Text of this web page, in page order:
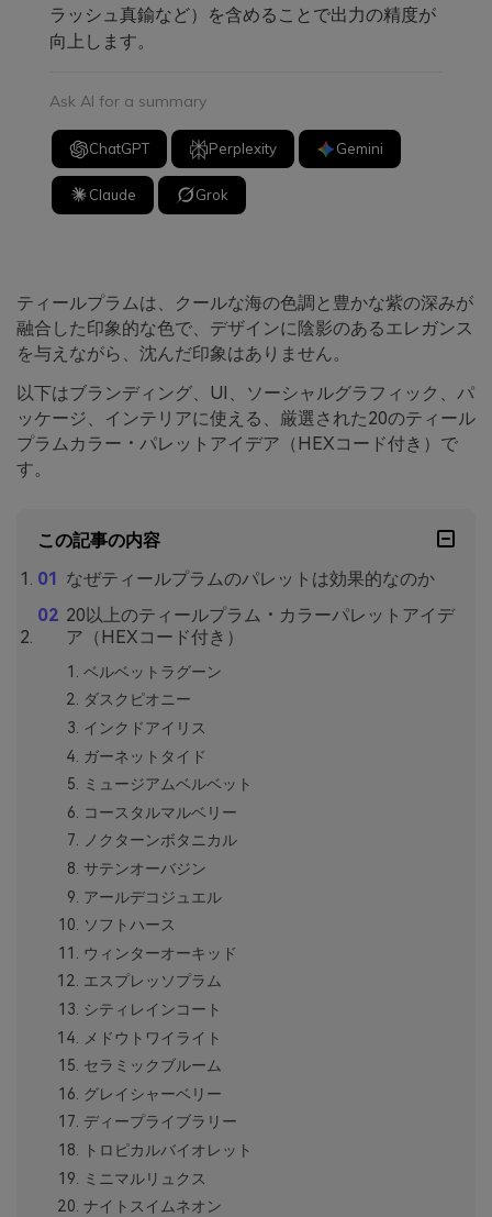
ラッシュ真鍮など）を含めることで出力の精度が
向上します。
Ask AI for a summary
ChatGPT Perplexity Gemini
Claude Grok
ティールプラムは、クールな海の色調と豊かな紫の深みが
融合した印象的な色で、デザインに陰影のあるエレガンス
を与えながら、沈んだ印象はありません。
以下はブランディング、UI、ソーシャルグラフィック、パ
ッケージ、インテリアに使える、厳選された20のティール
プラムカラー・パレットアイデア（HEXコード付き）で
す。
この記事の内容
なぜティールプラムのパレットは効果的なのか
20以上のティールプラム・カラーパレットアイデ
ア（HEXコード付き）
ベルベットラグーン
ダスクピオニー
インクドアイリス
ガーネットタイド
ミュージアムベルベット
コースタルマルベリー
ノクターンボタニカル
サテンオーバジン
アールデコジュエル
ソフトハース
ウィンターオーキッド
エスプレッソプラム
シティレインコート
メドウトワイライト
セラミックブルーム
グレイシャーベリー
ディープライブラリー
トロピカルバイオレット
ミニマルリュクス
ナイトスイムネオン